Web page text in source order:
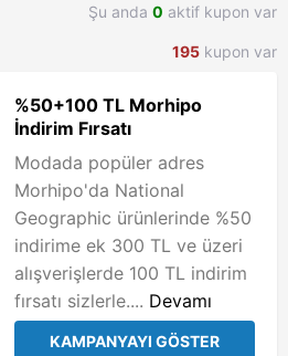
Şu anda 0 aktif kupon var
195 kupon var
%50+100 TL Morhipo
İndirim Fırsatı
Modada popüler adres
Morhipo'da National
Geographic ürünlerinde %50
indirime ek 300 TL ve üzeri
alışverişlerde 100 TL indirim
fırsatı sizlerle.... Devamı
KAMPANYAYI GÖSTER